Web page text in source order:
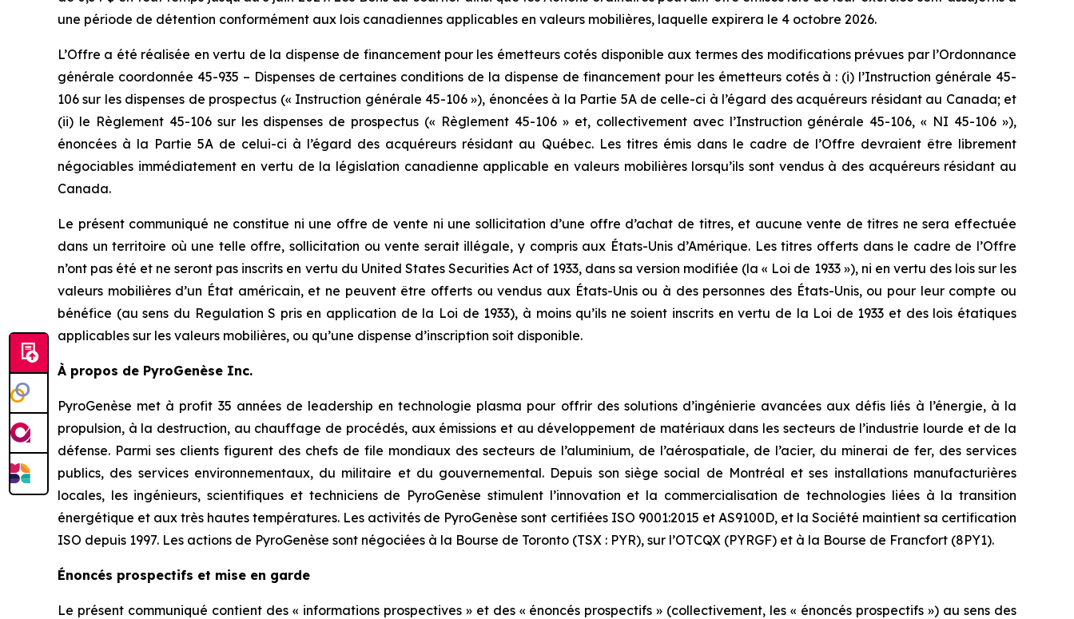
une période de détention conformément aux lois canadiennes applicables en valeurs mobilières, laquelle expirera le 4 octobre 2026.
L’Offre a été réalisée en vertu de la dispense de financement pour les émetteurs cotés disponible aux termes des modifications prévues par l’Ordonnance
générale coordonnée 45-935 – Dispenses de certaines conditions de la dispense de financement pour les émetteurs cotés à : (i) l’Instruction générale 45-
106 sur les dispenses de prospectus (« Instruction générale 45-106 »), énoncées à la Partie 5A de celle-ci à l’égard des acquéreurs résidant au Canada; et
(ii) le Règlement 45-106 sur les dispenses de prospectus (« Règlement 45-106 » et, collectivement avec l’Instruction générale 45-106, « NI 45-106 »),
énoncées à la Partie 5A de celui-ci à l’égard des acquéreurs résidant au Québec. Les titres émis dans le cadre de l’Offre devraient être librement
négociables immédiatement en vertu de la législation canadienne applicable en valeurs mobilières lorsqu’ils sont vendus à des acquéreurs résidant au
Canada.
Le présent communiqué ne constitue ni une offre de vente ni une sollicitation d’une offre d’achat de titres, et aucune vente de titres ne sera effectuée
dans un territoire où une telle offre, sollicitation ou vente serait illégale, y compris aux États-Unis d’Amérique. Les titres offerts dans le cadre de l’Offre
n’ont pas été et ne seront pas inscrits en vertu du United States Securities Act of 1933, dans sa version modifiée (la « Loi de 1933 »), ni en vertu des lois sur les
valeurs mobilières d’un État américain, et ne peuvent être offerts ou vendus aux États-Unis ou à des personnes des États-Unis, ou pour leur compte ou
bénéfice (au sens du Regulation S pris en application de la Loi de 1933), à moins qu’ils ne soient inscrits en vertu de la Loi de 1933 et des lois étatiques
applicables sur les valeurs mobilières, ou qu’une dispense d’inscription soit disponible.
À propos de PyroGenèse Inc.
PyroGenèse met à profit 35 années de leadership en technologie plasma pour offrir des solutions d’ingénierie avancées aux défis liés à l’énergie, à la
propulsion, à la destruction, au chauffage de procédés, aux émissions et au développement de matériaux dans les secteurs de l’industrie lourde et de la
défense. Parmi ses clients figurent des chefs de file mondiaux des secteurs de l’aluminium, de l’aérospatiale, de l’acier, du minerai de fer, des services
publics, des services environnementaux, du militaire et du gouvernemental. Depuis son siège social de Montréal et ses installations manufacturières
locales, les ingénieurs, scientifiques et techniciens de PyroGenèse stimulent l’innovation et la commercialisation de technologies liées à la transition
énergétique et aux très hautes températures. Les activités de PyroGenèse sont certifiées ISO 9001:2015 et AS9100D, et la Société maintient sa certification
ISO depuis 1997. Les actions de PyroGenèse sont négociées à la Bourse de Toronto (TSX : PYR), sur l’OTCQX (PYRGF) et à la Bourse de Francfort (8PY1).
Énoncés prospectifs et mise en garde
Le présent communiqué contient des « informations prospectives » et des « énoncés prospectifs » (collectivement, les « énoncés prospectifs ») au sens des